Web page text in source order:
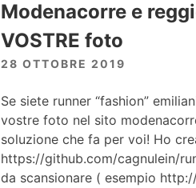
Modenacorre e
VOSTRE foto
28 OTTOBRE 2019
Se siete runner “fashion”
vostre foto nel sito
soluzione che fa per voi! Ho
https://github.com/cagnulein/
da scansionare ( esempio